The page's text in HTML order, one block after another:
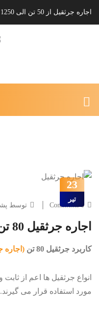
اجاره جرثقیل از 50 تن الی 1250 تن - شنبه تا پنج شنبه : 9 تا 18
23
تیر
0 Comments
توسط
اجاره جرثقیل 80 تن
کاربرد ­جرثقیل 80 تن (اجاره
انواع جرثقیل­ ها اعم از
مورد استفاده قرار می ­گیرند.